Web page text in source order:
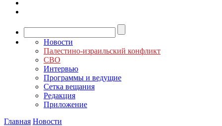
Новости
Палестино-израильский конфликт
СВО
Интервью
Программы и ведущие
Сетка вещания
Редакция
Приложение
Главная Новости